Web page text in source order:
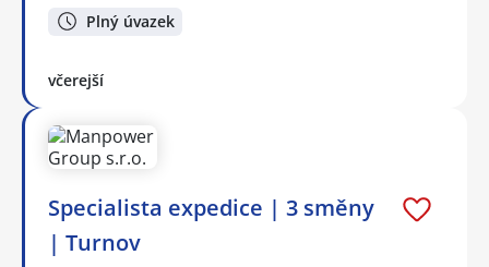
Plný úvazek
včerejší
Specialista expedice | 3 směny
| Turnov